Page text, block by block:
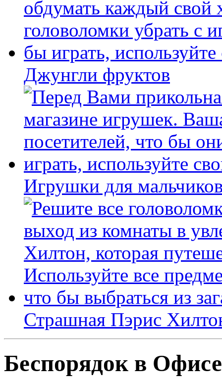
Джунгли фруктов
Игрушки для
Страшная Пэрис
Беспорядок в